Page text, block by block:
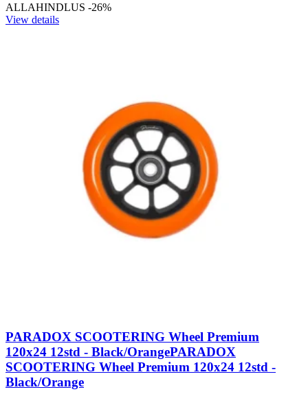
ALLAHINDLUS -26%
View details
PARADOX SCOOTERING Wheel Premium
120x24 12std - Black/OrangePARADOX
SCOOTERING Wheel Premium 120x24 12std -
Black/Orange